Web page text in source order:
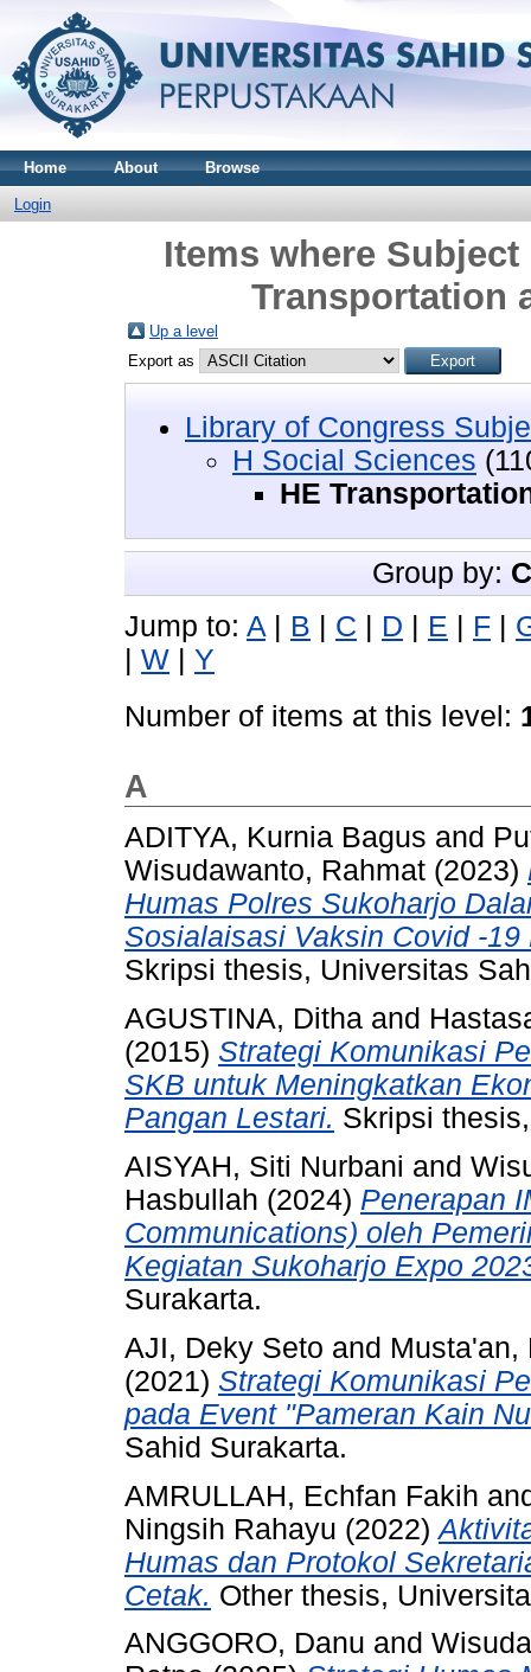
Home About Browse
Login
Items where
Transportation
Up a level
Export as
Library of Congress
H Social Sciences
HE
Group by:
Jump to: A | B | C | D | E | F |
| W | Y
Number of items at this level:
A
ADITYA, Kurnia Bagus and
Wisudawanto, Rahmat (2023)
Humas Polres Sukoharjo
Sosialaisasi Vaksin Covid -
Skripsi thesis, Universitas
AGUSTINA, Ditha and
(2015) Strategi Komunikasi
SKB untuk Meningkatkan
Pangan Lestari. Skripsi
AISYAH, Siti Nurbani and
Hasbullah (2024) Penerapan
Communications) oleh
Kegiatan Sukoharjo Expo
Surakarta.
AJI, Deky Seto and Musta'an,
(2021) Strategi Komunikasi
pada Event "Pameran Kain
Sahid Surakarta.
AMRULLAH, Echfan Fakih
Ningsih Rahayu (2022)
Humas dan Protokol
Cetak. Other thesis,
ANGGORO, Danu and